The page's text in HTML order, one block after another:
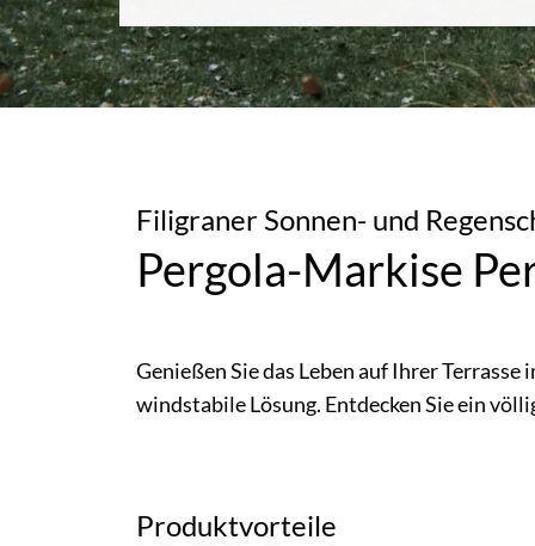
Filigraner Sonnen- und
Pergola-Markise
Genießen Sie das Leben auf Ihrer
windstabile Lösung. Entdecken Sie ein
Produktvorteile